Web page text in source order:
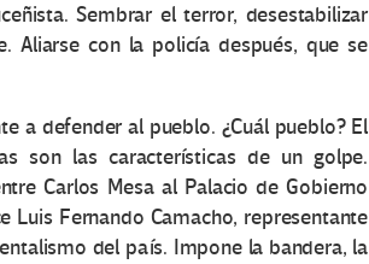
Sembrar el terror, desestabilizar
Aliarse con la policía después, que se
a defender al pueblo. ¿Cuál pueblo? El
son las características de un golpe.
Carlos Mesa al Palacio de Gobierno
Luis Fernando Camacho, representante
del país. Impone la bandera, la